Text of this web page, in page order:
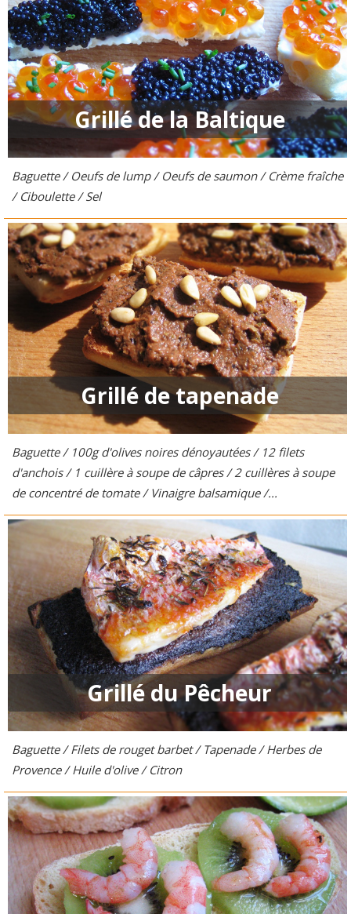
Grillé de la Baltique
Baguette / Oeufs de lump / Oeufs de saumon / Crème fraîche
/ Ciboulette / Sel
Grillé de tapenade
Baguette / 100g d'olives noires dénoyautées / 12 filets
d'anchois / 1 cuillère à soupe de câpres / 2 cuillères à soupe
de concentré de tomate / Vinaigre balsamique /...
Grillé du Pêcheur
Baguette / Filets de rouget barbet / Tapenade / Herbes de
Provence / Huile d'olive / Citron